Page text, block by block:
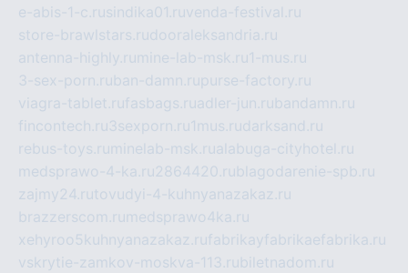
e-abis-1-c.rusindika01.ruvenda-festival.ru
store-brawlstars.rudooraleksandria.ru
antenna-highly.ru mine-lab-msk.ru1-mus.ru
3-sex-porn.ruban-damn.rupurse-factory.ru
viagra-tablet.rufasbags.ruadler-jun.rubandamn.ru
fincontech.ru3sexporn.ru1mus.rudarksand.ru
rebus-toys.ru minelab-msk.rualabuga-cityhotel.ru
medsprawo-4-ka.ru2864420.rublagodarenie-spb.ru
zajmy24.rutovudyi-4-kuhnyanazakaz.ru
brazzerscom.ru medsprawo4ka.ru
xehyroo5kuhnyanazakaz.rufabrikayfabrikaefabrika.ru
vskrytie-zamkov-moskva-113.rubiletnadom.ru